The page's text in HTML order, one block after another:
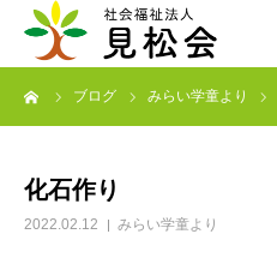
ブログ みらい学童より
化石作り
2022.02.12 みらい学童より
ブログ